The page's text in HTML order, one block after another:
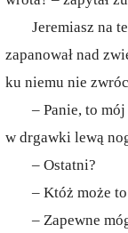
Jeremiasz na
zapanował nad
ku niemu nie
– Panie, to
w drgawki lewą
– Ostatni?
– Któż może
– Zapewne